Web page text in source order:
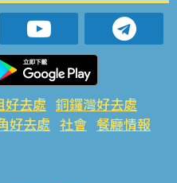
好去處 銅鑼灣好去處
好去處 社會 餐廳情報